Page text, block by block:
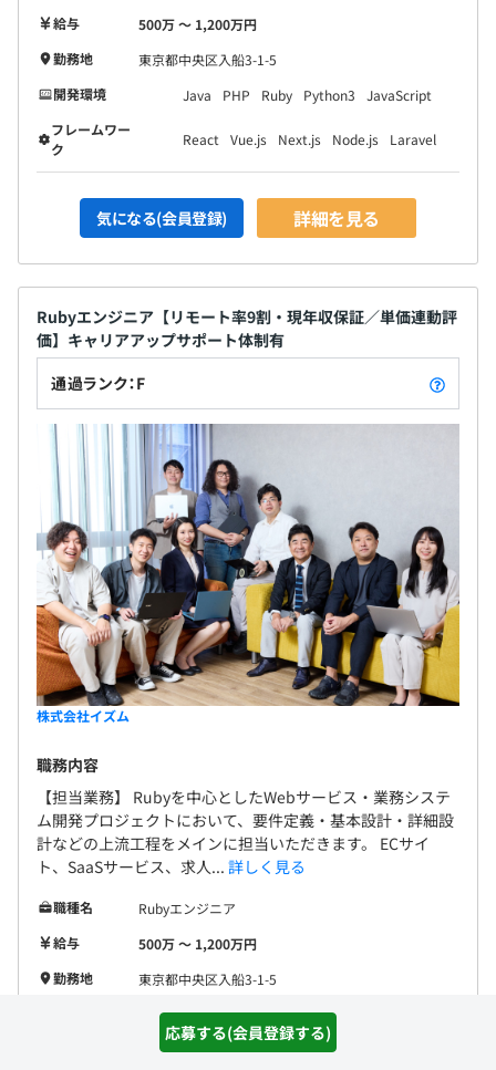
応募する(会員登録する)
給与
500万 〜 1,200万円
勤務地
東京都中央区入船3-1-5
開発環境
Java PHP Ruby Python3
JavaScript
フレームワー
ク
React Vue.js Next.js Node.js Laravel
気になる(会員登録) 詳細を見る
Rubyエンジニア【リモート率9割・現年収保証／単価連動評
価】キャリアアップサポート体制有
通過ランク：F
株式会社イズム
職務内容
【担当業務】 Rubyを中心としたWebサービス・業務システ
ム開発プロジェクトにおいて、要件定義・基本設計・詳細設
計などの上流工程をメインに担当いただきます。 ECサイ
ト、SaaSサービス、求人... 詳しく見る
職種名
Rubyエンジニア
給与
500万 〜 1,200万円
勤務地
東京都中央区入船3-1-5
Java Ruby Python2 Python3
JavaScript